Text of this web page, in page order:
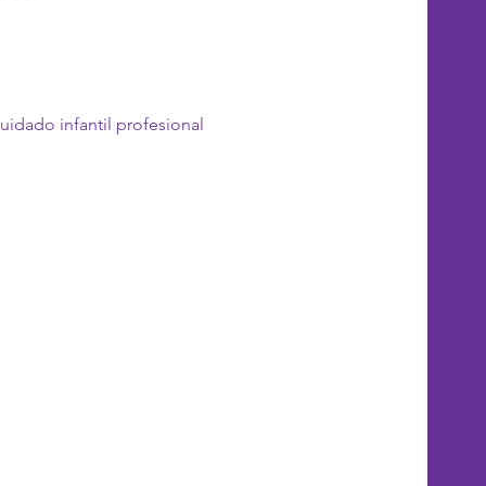
infantil profesional